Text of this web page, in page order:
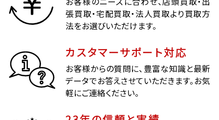
張買取・宅配買取・法人買取より買取方
法をお選びいただけます。
カスタマーサポート対応
お客様からの質問に、豊富な知識と最新
データでお答えさせていただきます。お気
軽にご連絡ください。